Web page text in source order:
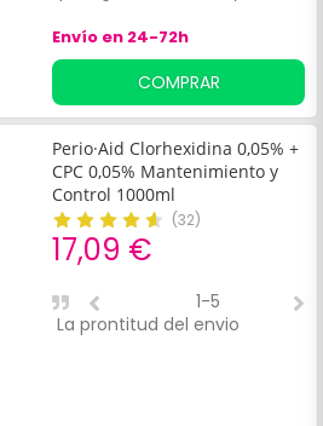
todos los ámbitos de cuidado
de pacientes, especialmente
aislados por gérmenes
multirresistentes. Sus
componentes
dermoprotectores favorecen
la regeneración cutánea y
conservan su capacidad de
retener el grado de humedad
fisiológico de la piel. Indicado
para el lavado y antisepsia de
la piel en general.
Envío en 24-72h
COMPRAR
Perio·Aid Clorhexidina 0,05% +
CPC 0,05% Mantenimiento y
Control 1000ml
(32)
17,09 €
La prontitud del envio
1-5